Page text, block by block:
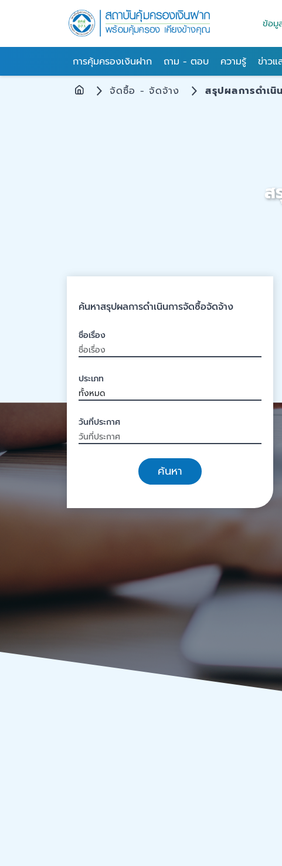
ข้อมู
การคุ้มครองเงินฝาก ถาม - ตอบ ความรู้ ข่าวแ
จัดซื้อ - จัดจ้าง สรุปผลการดำเ
ส
ค้นหาสรุปผลการดำเนินการจัดซื้อจัดจ้าง
ชื่อเรื่อง
ประเภท
วันที่ประกาศ
ค้นหา